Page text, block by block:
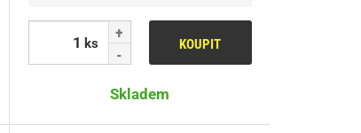
ks KOUPIT
Skladem